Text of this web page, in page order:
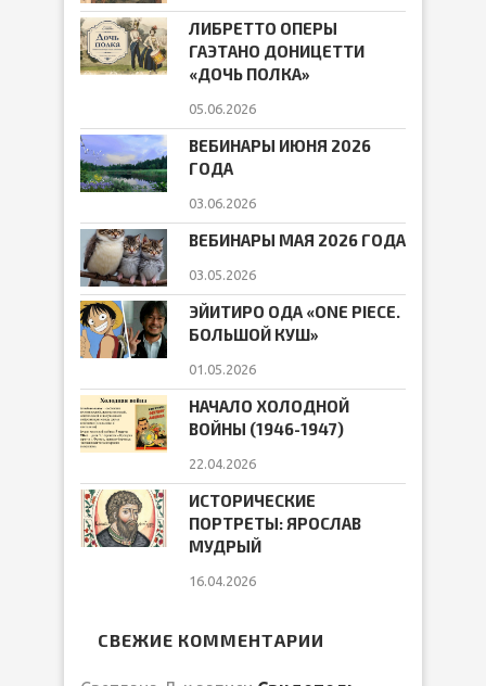
ЛИБРЕТТО ОПЕРЫ
ГАЭТАНО ДОНИЦЕТТИ
«ДОЧЬ ПОЛКА»
05.06.2026
ВЕБИНАРЫ ИЮНЯ 2026
ГОДА
03.06.2026
ВЕБИНАРЫ МАЯ 2026 ГОДА
03.05.2026
ЭЙИТИРО ОДА «ONE PIECE.
БОЛЬШОЙ КУШ»
01.05.2026
НАЧАЛО ХОЛОДНОЙ
ВОЙНЫ (1946-1947)
22.04.2026
ИСТОРИЧЕСКИЕ
ПОРТРЕТЫ: ЯРОСЛАВ
МУДРЫЙ
16.04.2026
СВЕЖИЕ КОММЕНТАРИИ